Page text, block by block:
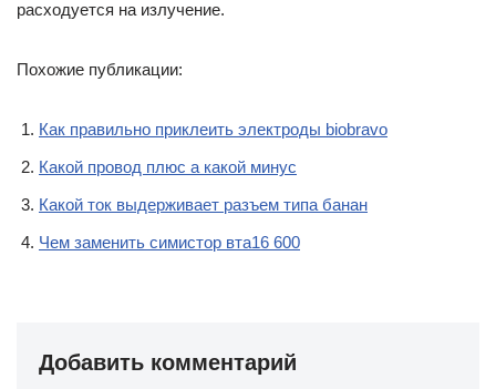
расходуется на излучение.
Похожие публикации:
Как правильно приклеить электроды biobravo
Какой провод плюс а какой минус
Какой ток выдерживает разъем типа банан
Чем заменить симистор вта16 600
Добавить комментарий